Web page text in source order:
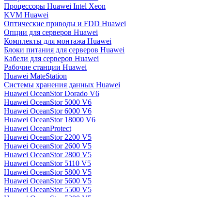
Процессоры Huawei Intel Xeon
KVM Huawei
Оптические приводы и FDD Huawei
Опции для серверов Huawei
Комплекты для монтажа Huawei
Блоки питания для серверов Huawei
Кабели для серверов Huawei
Рабочие станции Huawei
Huawei MateStation
Системы хранения данных Huawei
Huawei OceanStor Dorado V6
Huawei OceanStor 5000 V6
Huawei OceanStor 6000 V6
Huawei OceanStor 18000 V6
Huawei OceanProtect
Huawei OceanStor 2200 V5
Huawei OceanStor 2600 V5
Huawei OceanStor 2800 V5
Huawei OceanStor 5110 V5
Huawei OceanStor 5800 V5
Huawei OceanStor 5600 V5
Huawei OceanStor 5500 V5